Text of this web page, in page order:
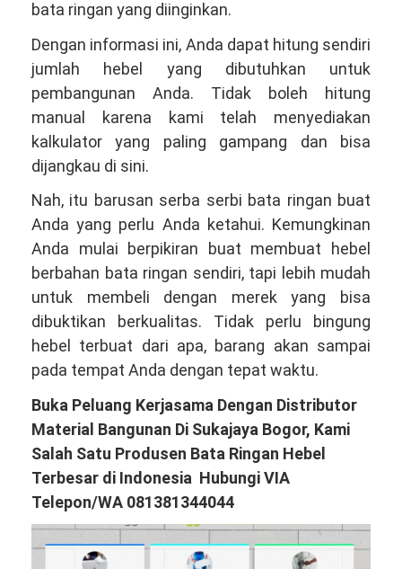
bata ringan yang diinginkan.
Dengan informasi ini, Anda dapat hitung sendiri
jumlah hebel yang dibutuhkan untuk
pembangunan Anda. Tidak boleh hitung
manual karena kami telah menyediakan
kalkulator yang paling gampang dan bisa
dijangkau di sini.
Nah, itu barusan serba serbi bata ringan buat
Anda yang perlu Anda ketahui. Kemungkinan
Anda mulai berpikiran buat membuat hebel
berbahan bata ringan sendiri, tapi lebih mudah
untuk membeli dengan merek yang bisa
dibuktikan berkualitas. Tidak perlu bingung
hebel terbuat dari apa, barang akan sampai
pada tempat Anda dengan tepat waktu.
Buka Peluang Kerjasama Dengan Distributor
Material Bangunan Di Sukajaya Bogor, Kami
Salah Satu Produsen Bata Ringan Hebel
Terbesar di Indonesia Hubungi VIA
Telepon/WA 081381344044